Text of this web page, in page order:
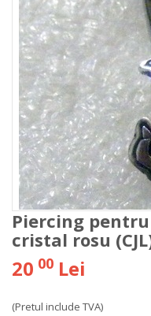
Piercing
cristal rosu
20 00 Lei
(Pretul include TVA)